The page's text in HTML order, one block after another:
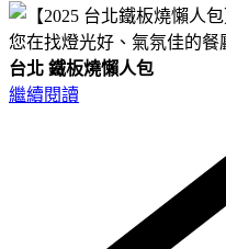
您在找燈光好、氣氛佳的餐
台北 鐵板燒懶人包
繼續閱讀